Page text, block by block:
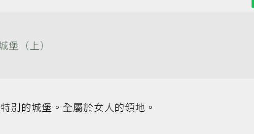
堡（上）
別的城堡。全屬於女人的領地。